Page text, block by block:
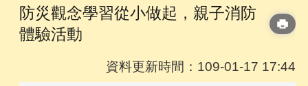
防災觀念學習從小做起，親子消防
體驗活動
資料更新時間：109-01-17 17:44